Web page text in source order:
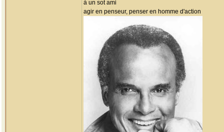
à un sot ami
agir en penseur, penser en homme d'action